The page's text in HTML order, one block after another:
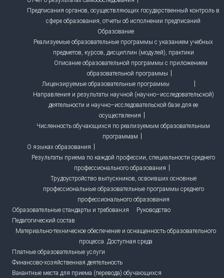
Предписания органов, осуществляющих государственный контроль в
сфере образования, отчеты об исполнении предписаний
Образование
Реализуемые образовательные программы с указанием учебных
предметов, курсов, дисциплин (модулей), практики
Описание образовательной программы с приложением
образовательной программы
Лицензируемые образовательные программы
Направления и результаты научной (научно–исследовательской)
деятельности и научно–исследовательской базе для ее
осуществления
Численность обучающихся по реализуемым образовательным
программам
О языках образования
Результаты приема по каждой профессии, специальности среднего
профессионального образования
Трудоустройство выпускников, освоивших основные
профессиональные образовательные программы среднего
профессионального образования
Образовательные стандарты и требования
Руководство
Педагогический состав
Материально-техническое обеспечение и оснащенность образовательного
процесса. Доступная среда
Платные образовательные услуги
Финансово-хозяйственная деятельность
Вакантные места для приема (перевода) обучающихся